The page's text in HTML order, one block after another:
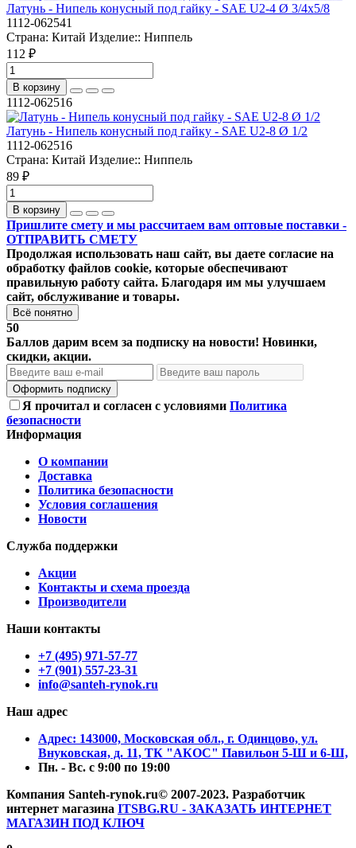
Латунь - Нипель конусный под гайку - SAE U2-4 Ø 3/4х5/8
1112-062541
Страна: Китай Изделие:: Ниппель
112 ₽
В корзину
1112-062516
Латунь - Нипель конусный под гайку - SAE U2-8 Ø 1/2
1112-062516
Страна: Китай Изделие:: Ниппель
89 ₽
В корзину
Пришлите смету и мы рассчитаем вам оптовые поставки -
ОТПРАВИТЬ СМЕТУ
Продолжая использовать наш сайт, вы даете согласие на
обработку файлов cookie, которые обеспечивают
правильную работу сайта. Благодаря им мы улучшаем
сайт, обслуживание и товары.
Всё понятно
50
Баллов дарим всем за подписку на новости! Новинки,
скидки, акции.
Оформить подписку
Я прочитал и согласен с условиями Политика
безопасности
Информация
О компании
Доставка
Политика безопасности
Условия соглашения
Новости
Служба поддержки
Акции
Контакты и схема проезда
Производители
Наши контакты
+7 (495) 971-57-77
+7 (901) 557-23-31
info@santeh-rynok.ru
Наш адрес
Aдрес: 143000, Московская обл., г. Одинцово, ул.
Внуковская, д. 11, ТК "АКОС" Павильон 5-Ш и 6-Ш,
Пн. - Вс. с 9:00 по 19:00
Компания Santeh-rynok.ru© 2007-2023. Разработчик
интернет магазина ITSBG.RU - ЗАКАЗАТЬ ИНТЕРНЕТ
МАГАЗИН ПОД КЛЮЧ